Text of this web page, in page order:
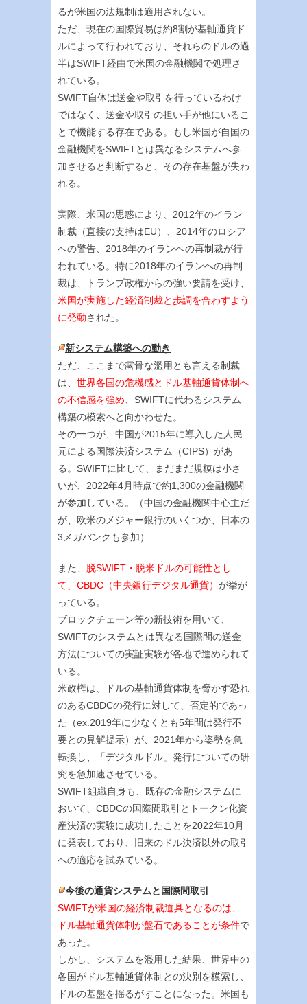
るが米国の法規制は適用されない。
ただ、現在の国際貿易は約8割が基軸通貨ド
ルによって行われており、それらのドルの過
半はSWIFT経由で米国の金融機関で処理さ
れている。
SWIFT自体は送金や取引を行っているわけ
ではなく、送金や取引の担い手が他にいるこ
とで機能する存在である。もし米国が自国の
金融機関をSWIFTとは異なるシステムへ参
加させると判断すると、その存在基盤が失わ
れる。
実際、米国の思惑により、2012年のイラン
制裁（直接の支持はEU）、2014年のロシア
への警告、2018年のイランへの再制裁が行
われている。特に2018年のイランへの再制
裁は、トランプ政権からの強い要請を受け、
米国が実施した経済制裁と歩調を合わすよう
に発動された。
新システム構築への動き
ただ、ここまで露骨な濫用とも言える制裁
は、 世界各国の危機感とドル基軸通貨体制へ
の不信感を強め 、SWIFTに代わるシステム
構築の模索へと向かわせた。
その一つが、中国が2015年に導入した人民
元による国際決済システム（CIPS）があ
る。SWIFTに比して、まだまだ規模は小さ
いが、2022年4月時点で約1,300の金融機関
が参加している。（中国の金融機関中心主だ
が、欧米のメジャー銀行のいくつか、日本の
3メガバンクも参加）
また、 脱SWIFT・脱米ドルの可能性とし
て、CBDC（中央銀行デジタル通貨） が挙が
っている。
ブロックチェーン等の新技術を用いて、
SWIFTのシステムとは異なる国際間の送金
方法についての実証実験が各地で進められて
いる。
米政権は、ドルの基軸通貨体制を脅かす恐れ
のあるCBDCの発行に対して、否定的であっ
た（ex.2019年に少なくとも5年間は発行不
要との見解提示）が、2021年から姿勢を急
転換し、「デジタルドル」発行についての研
究を急加速させている。
SWIFT組織自身も、既存の金融システムに
おいて、CBDCの国際間取引とトークン化資
産決済の実験に成功したことを2022年10月
に発表しており、旧来のドル決済以外の取引
への適応を試みている。
今後の通貨システムと国際間取引
SWIFTが米国の経済制裁道具となるのは、
ドル基軸通貨体制が盤石であることが条件で
あった。
しかし、システムを濫用した結果、世界中の
各国がドル基軸通貨体制との決別を模索し、
ドルの基盤を揺るがすことになった。米国も